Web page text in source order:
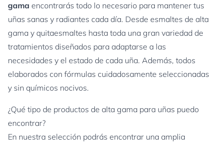
gama encontrarás todo lo necesario para mantener tus
uñas sanas y radiantes cada día. Desde esmaltes de alta
gama y quitaesmaltes hasta toda una gran variedad de
tratamientos diseñados para adaptarse a las
necesidades y el estado de cada uña. Además, todos
elaborados con fórmulas cuidadosamente seleccionadas
y sin químicos nocivos.
¿Qué tipo de productos de alta gama para uñas puedo
encontrar?
En nuestra selección podrás encontrar una amplia